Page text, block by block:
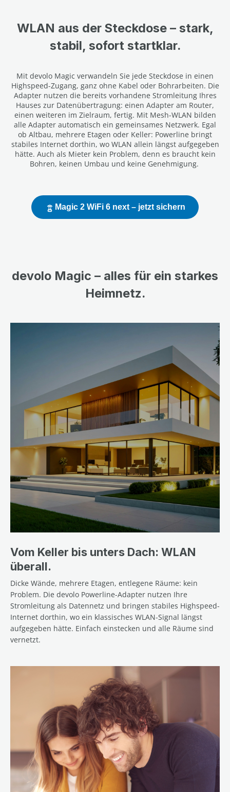
WLAN aus der Steckdose – stark,
stabil, sofort startklar.
Mit devolo Magic verwandeln Sie jede Steckdose in einen
Highspeed-Zugang, ganz ohne Kabel oder Bohrarbeiten. Die
Adapter nutzen die bereits vorhandene Stromleitung Ihres
Hauses zur Datenübertragung: einen Adapter am Router,
einen weiteren im Zielraum, fertig. Mit Mesh-WLAN bilden
alle Adapter automatisch ein gemeinsames Netzwerk. Egal
ob Altbau, mehrere Etagen oder Keller: Powerline bringt
stabiles Internet dorthin, wo WLAN allein längst aufgegeben
hätte. Auch als Mieter kein Problem, denn es braucht kein
Bohren, keinen Umbau und keine Genehmigung.
Magic 2 WiFi 6 next – jetzt sichern
devolo Magic – alles für ein starkes
Heimnetz.
Vom Keller bis unters Dach: WLAN
überall.
Dicke Wände, mehrere Etagen, entlegene Räume: kein
Problem. Die devolo Powerline-Adapter nutzen Ihre
Stromleitung als Datennetz und bringen stabiles Highspeed-
Internet dorthin, wo ein klassisches WLAN-Signal längst
aufgegeben hätte. Einfach einstecken und alle Räume sind
vernetzt.